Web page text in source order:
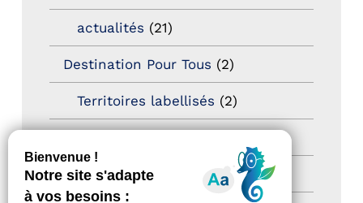
actualités (21)
Destination Pour Tous (2)
Territoires labellisés (2)
Newsletter pro